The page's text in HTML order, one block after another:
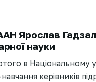
Ярослав
науки
в Національному
керівників